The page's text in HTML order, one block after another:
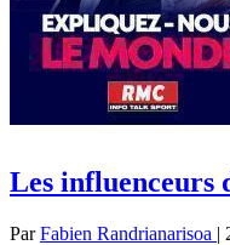
Les influenceurs
ParFabien Randrianarisoa |